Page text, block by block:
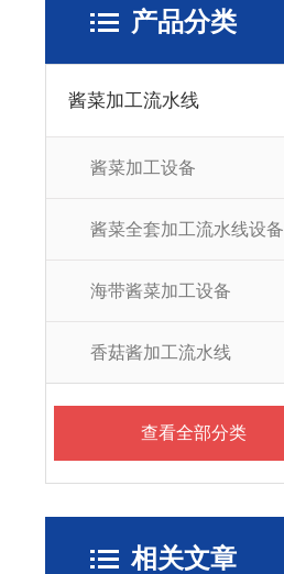
产品分类
酱菜加工流水线
酱菜加工设备
酱菜全套加工流水线设备
海带酱菜加工设备
香菇酱加工流水线
查看全部分类
相关文章